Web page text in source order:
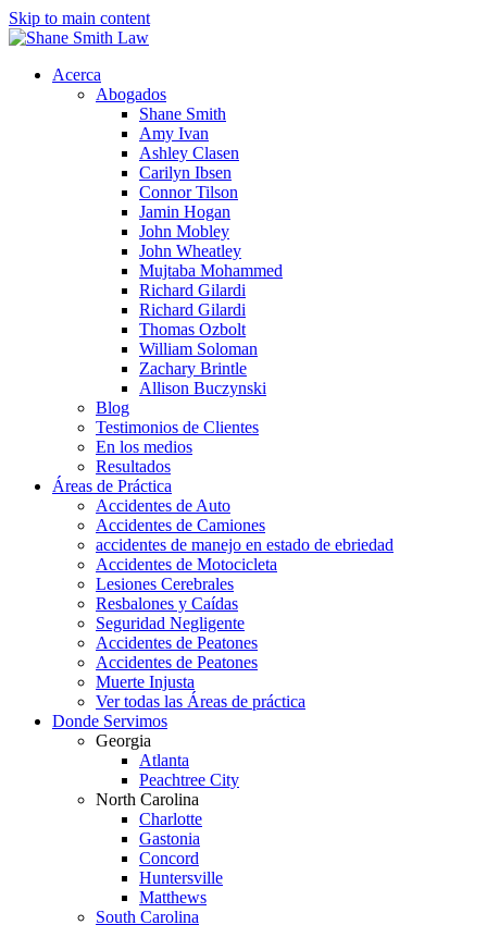
Skip to main content
Acerca
Abogados
Shane Smith
Amy Ivan
Ashley Clasen
Carilyn Ibsen
Connor Tilson
Jamin Hogan
John Mobley
John Wheatley
Mujtaba Mohammed
Richard Gilardi
Richard Gilardi
Thomas Ozbolt
William Soloman
Zachary Brintle
Allison Buczynski
Blog
Testimonios de Clientes
En los medios
Resultados
Áreas de Práctica
Accidentes de Auto
Accidentes de Camiones
accidentes de manejo en estado de ebriedad
Accidentes de Motocicleta
Lesiones Cerebrales
Resbalones y Caídas
Seguridad Negligente
Accidentes de Peatones
Accidentes de Peatones
Muerte Injusta
Ver todas las Áreas de práctica
Donde Servimos
Georgia
Atlanta
Peachtree City
North Carolina
Charlotte
Gastonia
Concord
Huntersville
Matthews
South Carolina